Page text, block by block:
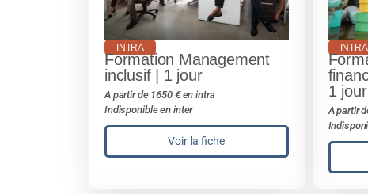
INTRA
Formation Management
inclusif | 1 jour
A partir de 1650 € en intra
Indisponible en inter
Voir la fiche
INTRA
1 jour
A partir